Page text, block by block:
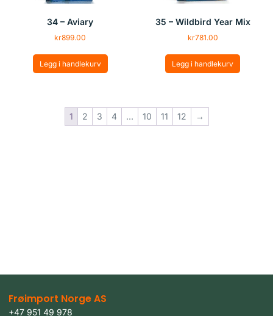
34 – Aviary
kr899.00
Legg i handlekurv
35 – Wildbird Year Mix
kr781.00
Legg i handlekurv
1 2 3 4 … 10 11 12 →
Frøimport Norge AS
+47 951 49 978